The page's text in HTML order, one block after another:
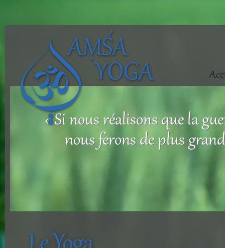
« Si nous réalisons que la
nous ferons de plus